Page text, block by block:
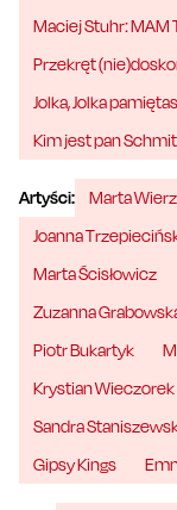
Maciej Stuhr: MAM
Przekręt
Jolka, Jolka
Kim jest pan
Artyści: Marta
Joanna
Marta Ścisłowicz
Zuzanna
Piotr Bukartyk
Krystian Wieczorek
Sandra
Gipsy Kings